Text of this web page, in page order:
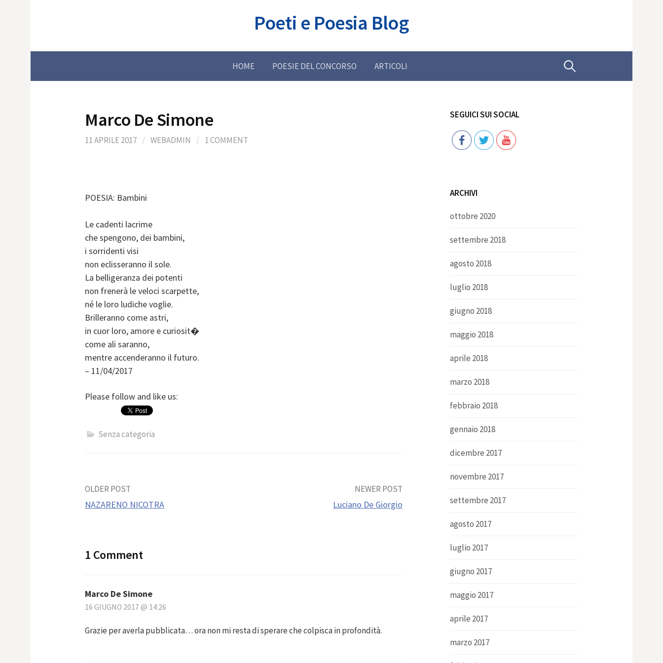
Poeti e Poesia Blog
HOME POESIE DEL CONCORSO ARTICOLI Ricerca
Marco De Simone
11 APRILE 2017 / WEBADMIN / 1 COMMENT
POESIA: Bambini
Le cadenti lacrime
che spengono, dei bambini,
i sorridenti visi
non eclisseranno il sole.
La belligeranza dei potenti
non frenerà le veloci scarpette,
né le loro ludiche voglie.
Brilleranno come astri,
in cuor loro, amore e curiosit�
come ali saranno,
mentre accenderanno il futuro.
– 11/04/2017
Please follow and like us:
Senza categoria
Post
OLDER POST
NAZARENO NICOTRA
NEWER POST
Luciano De Giorgio
1 Comment
Marco De Simone
16 GIUGNO 2017 @ 14:26
Grazie per averla pubblicata… ora non mi resta di sperare che colpisca in profondità.
SEGUICI SUI SOCIAL
Follow
ARCHIVI
ottobre 2020
settembre 2018
agosto 2018
luglio 2018
giugno 2018
maggio 2018
aprile 2018
marzo 2018
febbraio 2018
gennaio 2018
dicembre 2017
novembre 2017
settembre 2017
agosto 2017
luglio 2017
giugno 2017
maggio 2017
aprile 2017
marzo 2017